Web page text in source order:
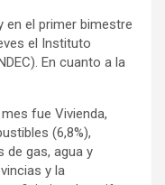
en el primer bimestre
el Instituto
En cuanto a la
fue Vivienda,
(6,8%),
de gas, agua y
y la